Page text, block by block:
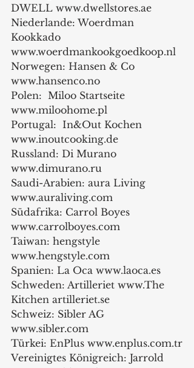
DWELL www.dwellstores.ae
Niederlande: Woerdman
Kookkado
www.woerdmankookgoedkoop.nl
Norwegen: Hansen & Co
www.hansenco.no
Polen:  Miloo Startseite
www.miloohome.pl
Portugal:  In&Out Kochen
www.inoutcooking.de
Russland: Di Murano
www.dimurano.ru
Saudi-Arabien: aura Living
www.auraliving.com
Südafrika: Carrol Boyes
www.carrolboyes.com
Taiwan: hengstyle
www.hengstyle.com
Spanien: La Oca www.laoca.es
Schweden: Artilleriet www.The
Kitchen artilleriet.se
Schweiz: Sibler AG
www.sibler.com
Türkei: EnPlus www.enplus.com.tr
Vereinigtes Königreich: Jarrold